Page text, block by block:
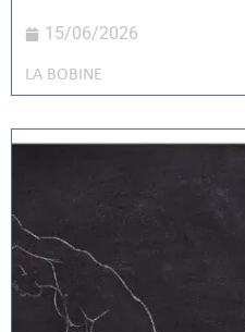
15/06/2026
LA BOBINE